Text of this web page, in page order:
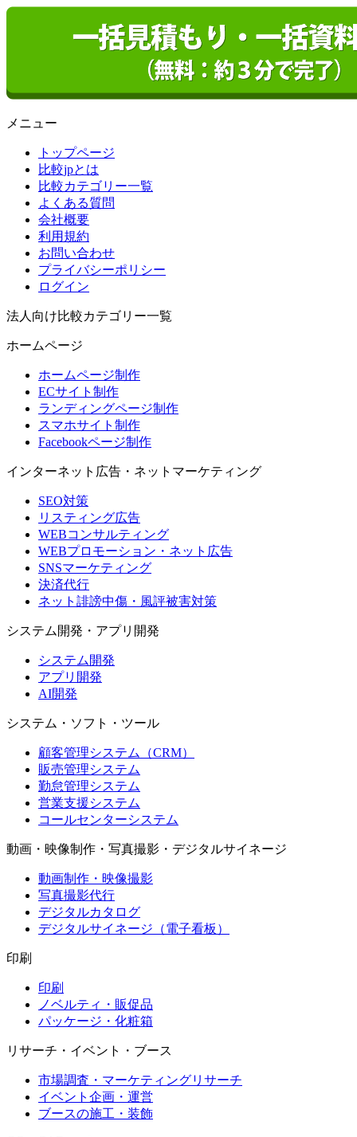
メニュー
トップページ
比較jpとは
比較カテゴリー一覧
よくある質問
会社概要
利用規約
お問い合わせ
プライバシーポリシー
ログイン
法人向け比較カテゴリー一覧
ホームページ
ホームページ制作
ECサイト制作
ランディングページ制作
スマホサイト制作
Facebookページ制作
インターネット広告・ネットマーケティング
SEO対策
リスティング広告
WEBコンサルティング
WEBプロモーション・ネット広告
SNSマーケティング
決済代行
ネット誹謗中傷・風評被害対策
システム開発・アプリ開発
システム開発
アプリ開発
AI開発
システム・ソフト・ツール
顧客管理システム（CRM）
販売管理システム
勤怠管理システム
営業支援システム
コールセンターシステム
動画・映像制作・写真撮影・デジタルサイネージ
動画制作・映像撮影
写真撮影代行
デジタルカタログ
デジタルサイネージ（電子看板）
印刷
印刷
ノベルティ・販促品
パッケージ・化粧箱
リサーチ・イベント・ブース
市場調査・マーケティングリサーチ
イベント企画・運営
ブースの施工・装飾